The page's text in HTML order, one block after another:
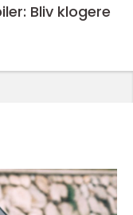
Bliv klogere